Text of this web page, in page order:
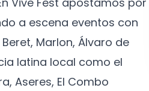
a escena eventos con
Marlon, Álvaro de
latina local como el
Aseres, El Combo